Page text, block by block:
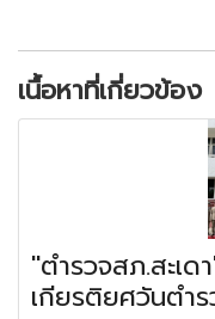
เนื้อหาที่เกี่ยวข้อง
"ตำรวจสภ.สะเ
เกียรติยศวันตำ